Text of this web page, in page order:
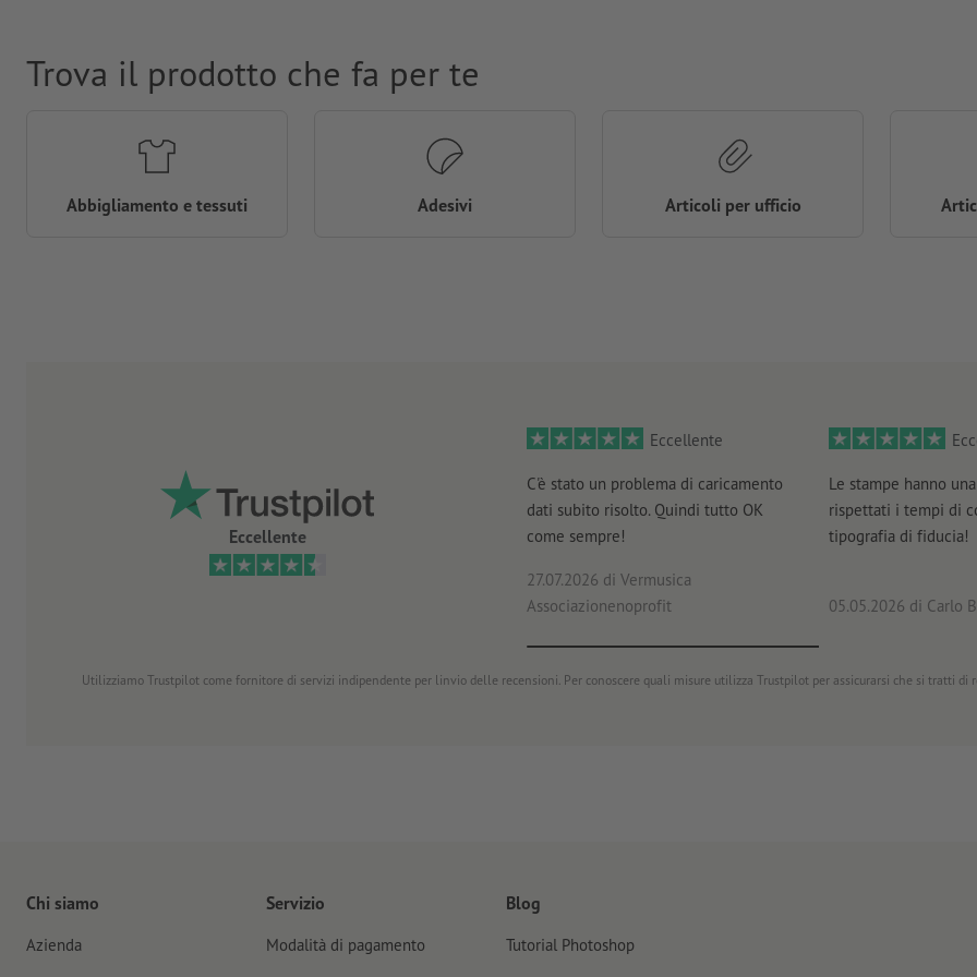
Eccellente
Eccellente
C'è stato un problema di caricamento
dati subito risolto. Quindi tutto OK
come sempre!
27.07.2026 di Vermusica
Associazionenoprofit
Le stampe hanno
rispettati i tempi di
tipografia di fiducia!
05.05.2026 di Carlo
Utilizziamo Trustpilot come fornitore di servizi indipendente per linvio delle recensioni. Per conoscere quali misure utilizza Trustpilot per assicurarsi che si tratti di
Trova il prodotto che fa per te
Abbigliamento e tessuti Adesivi Articoli per ufficio
Chi siamo
Azienda
Servizio
Modalità di pagamento
Blog
Tutorial Photoshop